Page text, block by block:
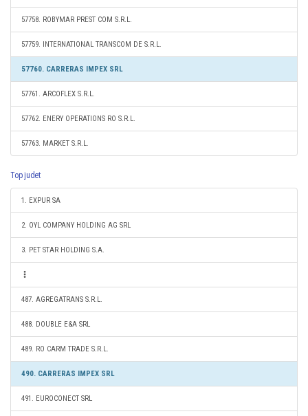
57758. ROBYMAR PREST COM S.R.L.
57759. INTERNATIONAL TRANSCOM DE S.R.L.
57760. CARRERAS IMPEX SRL
57761. ARCOFLEX S.R.L.
57762. ENERY OPERATIONS RO S.R.L.
57763. MARKET S.R.L.
Top judet
1. EXPUR SA
2. OYL COMPANY HOLDING AG SRL
3. PET STAR HOLDING S.A.
487. AGREGATRANS S.R.L.
488. DOUBLE E&A SRL
489. RO CARM TRADE S.R.L.
490. CARRERAS IMPEX SRL
491. EUROCONECT SRL